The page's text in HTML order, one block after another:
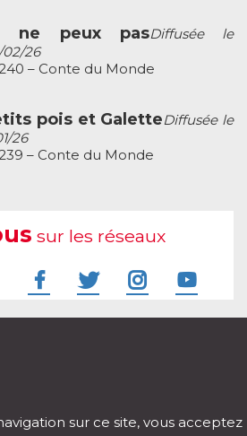
ne peux pasDiffusée le
26
– Conte du Monde
pois et GaletteDiffusée le
26
– Conte du Monde
sur les réseaux
pour iOs et Android
sur ce site, vous acceptez